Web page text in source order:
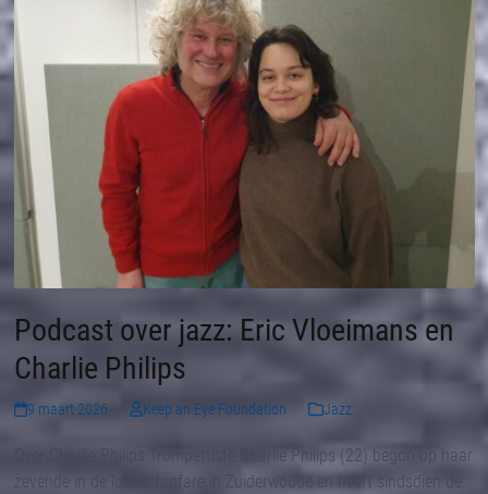
Podcast over jazz: Eric Vloeimans en
Charlie Philips
9 maart 2026 Keep an Eye Foundation Jazz
Over Charlie Philips Trompettiste Charlie Philips (22) begon op haar
zevende in de lokale fanfare in Zuiderwoude en heeft sindsdien de